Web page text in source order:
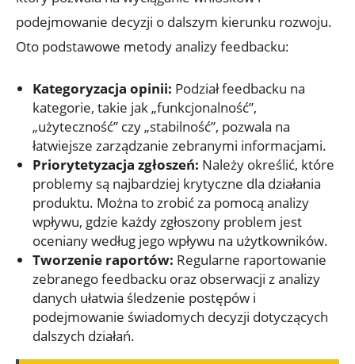
podejmowanie ‌decyzji o dalszym kierunku rozwoju.‍
Oto ​podstawowe metody ⁤analizy feedbacku:
Kategoryzacja⁣ opinii: Podział feedbacku na⁣
kategorie, takie​ jak „funkcjonalność”,​
„użyteczność” czy „stabilność”, pozwala na
łatwiejsze zarządzanie zebranymi informacjami.
Priorytetyzacja zgłoszeń: Należy⁢ określić,⁤ które
problemy są najbardziej krytyczne dla działania
produktu. Można to zrobić za pomocą ⁤analizy
wpływu, ⁢gdzie każdy zgłoszony problem‍ jest
oceniany według jego​ wpływu na użytkowników.
Tworzenie raportów: Regularne ⁢raportowanie
‍zebranego feedbacku oraz‍ obserwacji ​z analizy
danych ułatwia śledzenie postępów ⁣i
⁣podejmowanie świadomych decyzji​ dotyczących‍
dalszych działań.